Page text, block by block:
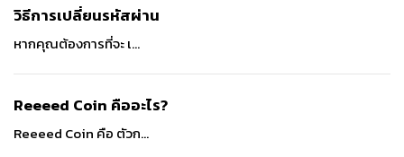
วิธีการเปลี่ยนรหัสผ่าน
หากคุณต้องการที่จะ เ...
Reeeed Coin คืออะไร?
Reeeed Coin คือ ตัวก...